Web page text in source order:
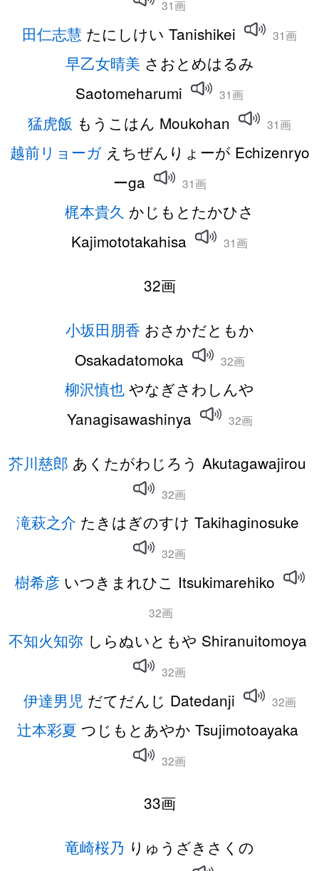
31画
田仁志慧 たにしけい Tanishikei 31画
早乙女晴美 さおとめはるみ
Saotomeharumi
31画
猛虎飯 もうこはん Moukohan 31画
越前リョーガえちぜんりょーが Echizenryo
ーga
31画
梶本貴久 かじもとたかひさ
Kajimototakahisa
31画
32画
小坂田朋香 おさかだともか
Osakadatomoka
32画
柳沢慎也 やなぎさわしんや
Yanagisawashinya
32画
芥川慈郎 あくたがわじろう Akutagawajirou
32画
滝萩之介 たきはぎのすけ Takihaginosuke
32画
樹希彦いつきまれひこ Itsukimarehiko
32画
不知火知弥 しらぬいともや Shiranuitomoya
32画
伊達男児 だてだんじ Datedanji 32画
辻本彩夏 つじもとあやか Tsujimotoayaka
32画
33画
竜崎桜乃 りゅうざきさくの